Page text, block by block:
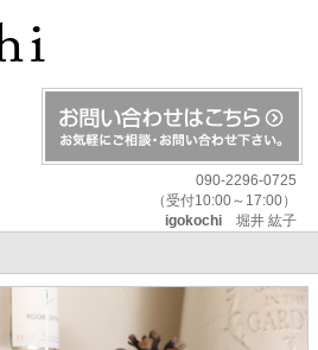
090-2296-0725
（受付10:00～17:00）
igokochi堀井 紘子